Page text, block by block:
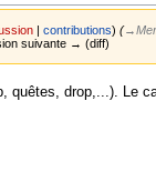
|contributions) (
suivante → (diff)
drop,...). Le